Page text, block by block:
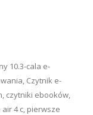
10.3-cala e-
, Czytnik e-
, czytniki ebooków,
4 c, pierwsze